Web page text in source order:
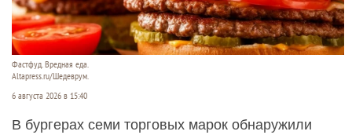
Кишечная палочка забралась в бургеры
нескольких популярных сетей фастфуда